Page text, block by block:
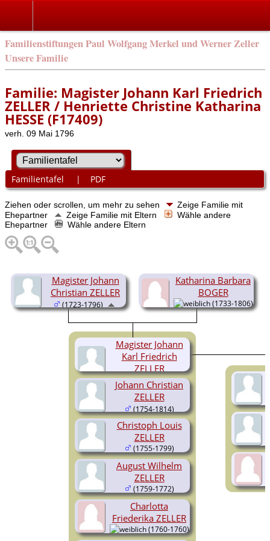
Familienstiftungen Paul Wolfgang Merkel und Werner Zeller
Unsere Familie
Familie: Magister Johann Karl Friedrich
ZELLER / Henriette Christine Katharina
HESSE (F17409)
verh. 09 Mai 1796
Familientafel | PDF
Ziehen oder scrollen, um mehr zu sehen
Zeige Familie mit
Ehepartner
Zeige Familie mit Eltern
Wähle andere
Ehepartner
Wähle andere Eltern
Magister Johann
Christian ZELLER
(1723-1796)
Katharina Barbara
BOGER
(1733-1806)
Johann Christian
ZELLER
(1754-1814)
Christoph Louis
ZELLER
(1755-1799)
August Wilhelm
ZELLER
(1759-1772)
Charlotta
Friederika ZELLER
(1760-1760)
Magister Johann
Karl Friedrich
ZELLER
(1753-1801)